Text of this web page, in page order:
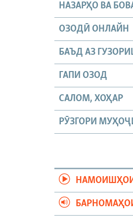
НАЗАРҲО ВА
ОЗОДӢ ОНЛАЙН
БАЪД АЗ
ГАПИ ОЗОД
САЛОМ, ХОҲАР
РӮЗГОРИ